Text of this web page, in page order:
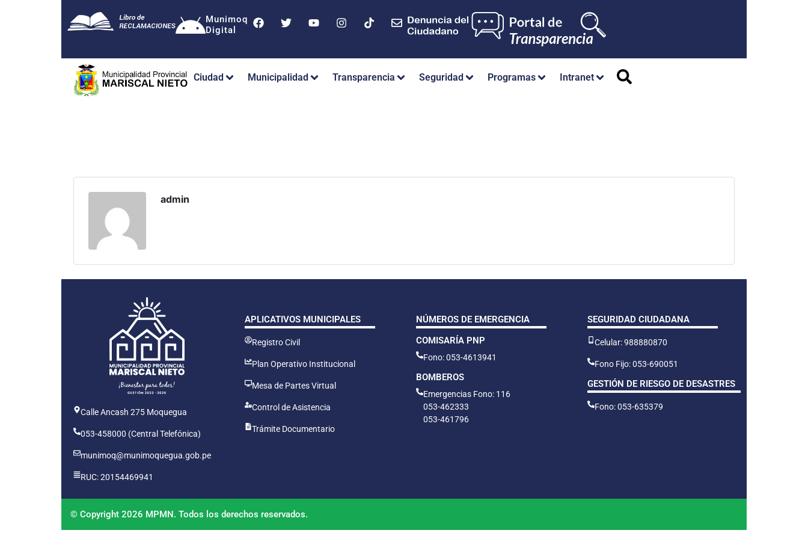
Munimoq
Digital
Ciudad Municipalidad Transparencia Seguridad Programas Intranet
admin
Calle Ancash 275 Moquegua
053-458000 (Central Telefónica)
munimoq@munimoquegua.gob.pe
RUC: 20154469941
APLICATIVOS MUNICIPALES
Registro Civil
Plan Operativo Institucional
Mesa de Partes Virtual
Control de Asistencia
Trámite Documentario
NÚMEROS DE EMERGENCIA
COMISARÍA PNP
Fono: 053-4613941
BOMBEROS
Emergencias Fono: 116
053-462333
053-461796
SEGURIDAD CIUDADANA
Celular: 988880870
Fono Fijo: 053-690051
GESTIÓN DE RIESGO DE DESASTRES
Fono: 053-635379
© Copyright 2026 MPMN. Todos los derechos reservados.